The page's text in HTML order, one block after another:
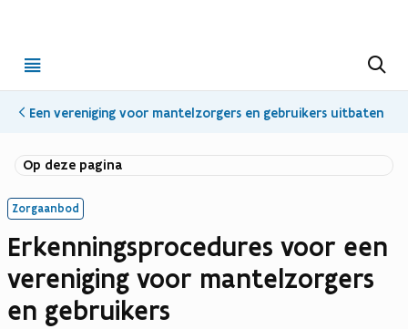
menu
Een vereniging voor mantelzorgers en gebruikers uitbaten
Op deze pagina
Zorgaanbod
Erkenningsprocedures voor een
vereniging voor mantelzorgers
en gebruikers